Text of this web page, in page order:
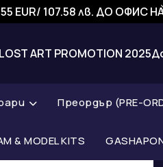
EUR/ 107.58 лв. ДО ОФИС
ART PROMOTION 2025
Преордър (PRE-
& MODEL KITS